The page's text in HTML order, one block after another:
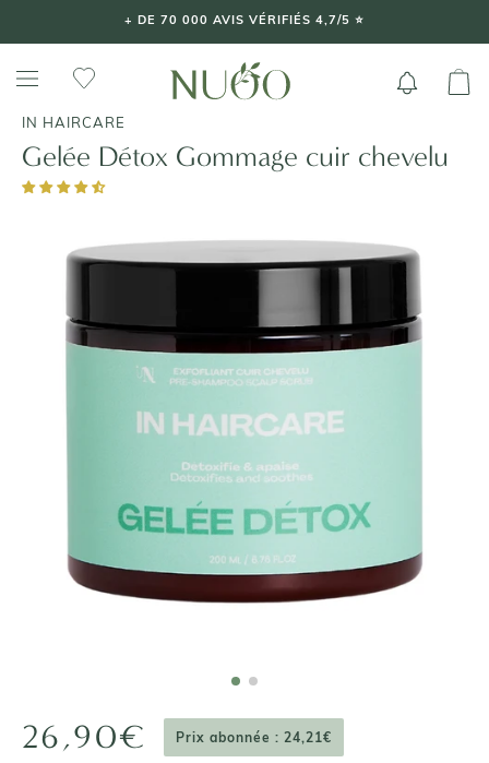
+ DE 70 000 AVIS VÉRIFIÉS 4,7/5 ⭐️
IN HAIRCARE
Gelée Détox Gommage cuir chevelu
26,90€ Prix abonnée : 24,21€